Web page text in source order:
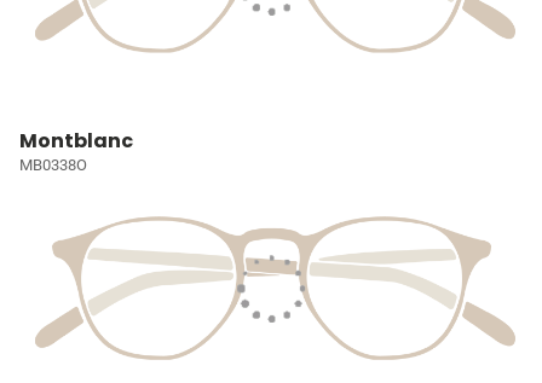
Montblanc
MB0338O